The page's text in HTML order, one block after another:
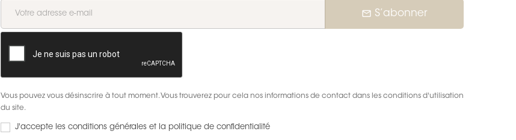
mail_outline S’abonner
Vous pouvez vous désinscrire à tout moment. Vous trouverez pour cela nos informations de contact dans les conditions d'utilisation
du site.
J'accepte les conditions générales et la politique de confidentialité